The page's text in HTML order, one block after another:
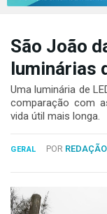
TV
COLUNAS
FALE
2024
São João
luminárias
Uma luminária de
comparação com
vida útil mais longa.
GERAL POR REDAÇÃO